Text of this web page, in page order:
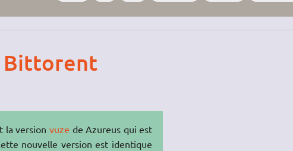
Bittorent
la version vuze de Azureus qui est
nouvelle version est identique